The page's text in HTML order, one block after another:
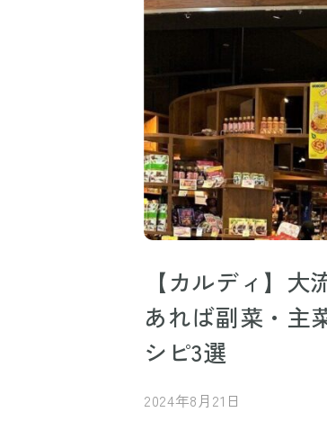
【カルディ】
あれば副菜・主
シピ3選
2024年8月21日